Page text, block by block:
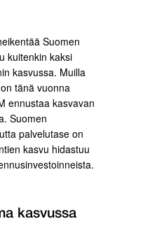
Suomen
kuitenkin kaksi
kasvussa. Muilla
tänä vuonna
ennustaa kasvavan
Suomen
palvelutase on
kasvu hidastuu
kasvussa